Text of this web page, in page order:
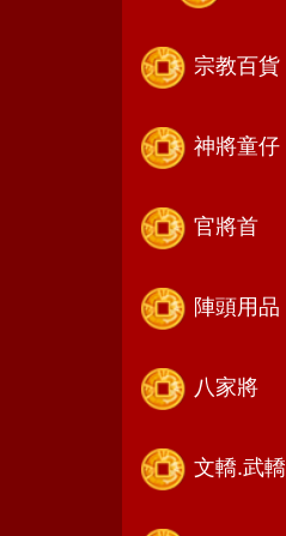
宗教百貨
神將童仔
官將首
陣頭用品
八家將
文轎.武轎